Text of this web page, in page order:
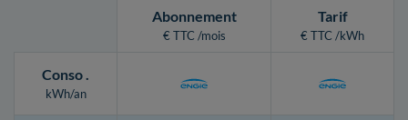
Abonnement
€ TTC /mois
Tarif
€ TTC /kWh
Conso.
kWh/an